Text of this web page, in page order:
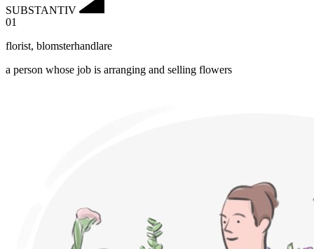
SUBSTANTIV
01
florist, blomsterhandlare
a person whose job is arranging and selling flowers